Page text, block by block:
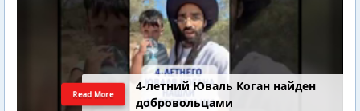
4-летний Юваль Коган найден
добровольцами
Read More